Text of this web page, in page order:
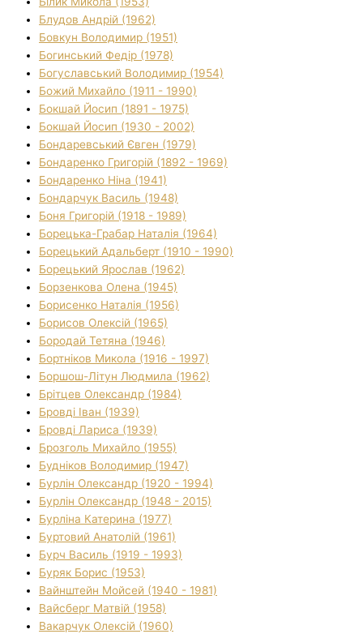
Блудов Андрій (1962)
Бовкун Володимир (1951)
Богинський Федір (1978)
Богуславський Володимир (1954)
Божий Михайло (1911 - 1990)
Бокшай Йосип (1891 - 1975)
Бокшай Йосип (1930 - 2002)
Бондаревський Євген (1979)
Бондаренко Григорій (1892 - 1969)
Бондаренко Ніна (1941)
Бондарчук Василь (1948)
Боня Григорій (1918 - 1989)
Борецька-Грабар Наталія (1964)
Борецький Адальберт (1910 - 1990)
Борецький Ярослав (1962)
Борзенкова Олена (1945)
Борисенко Наталія (1956)
Борисов Олексій (1965)
Бородай Тетяна (1946)
Бортніков Микола (1916 - 1997)
Боршош-Літун Людмила (1962)
Брітцев Олександр (1984)
Бровді Іван (1939)
Бровді Лариса (1939)
Брозголь Михайло (1955)
Будніков Володимир (1947)
Бурлін Олександр (1920 - 1994)
Бурлін Олександр (1948 - 2015)
Бурліна Катерина (1977)
Буртовий Анатолій (1961)
Бурч Василь (1919 - 1993)
Буряк Борис (1953)
Вайнштейн Мойсей (1940 - 1981)
Вайсберг Матвій (1958)
Вакарчук Олексій (1960)